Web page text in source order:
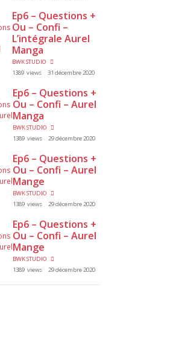
Ep6 – Questions +
Ou – Confi –
L’intégrale Aurel
Manga
BWK STUDIO
1389 views
31 décembre 2020
Ep6 – Questions +
Ou – Confi – Aurel
Manga
BWK STUDIO
1389 views
29 décembre 2020
Ep6 – Questions +
Ou – Confi – Aurel
Mange
BWK STUDIO
1389 views
29 décembre 2020
Ep6 – Questions +
Ou – Confi – Aurel
Mange
BWK STUDIO
1389 views
29 décembre 2020